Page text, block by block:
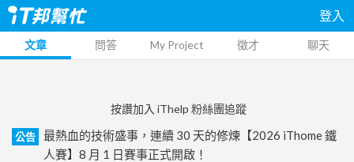
登入
文章 問答 My Project 徵才 聊天
按讚加入 iThelp 粉絲團追蹤
公告
最熱血的技術盛事，連續 30 天的修煉【2026 iThome 鐵
人賽】8 月 1 日賽事正式開啟！